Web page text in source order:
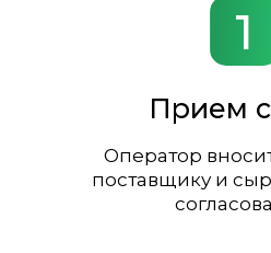
Прием
Оператор
поставщику и
1